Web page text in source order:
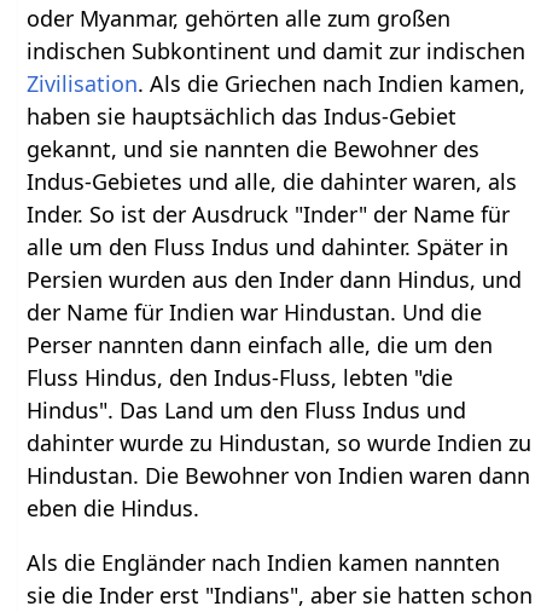
oder Myanmar, gehörten alle zum großen
indischen Subkontinent und damit zur indischen
Zivilisation. Als die Griechen nach Indien kamen,
haben sie hauptsächlich das Indus-Gebiet
gekannt, und sie nannten die Bewohner des
Indus-Gebietes und alle, die dahinter waren, als
Inder. So ist der Ausdruck "Inder" der Name für
alle um den Fluss Indus und dahinter. Später in
Persien wurden aus den Inder dann Hindus, und
der Name für Indien war Hindustan. Und die
Perser nannten dann einfach alle, die um den
Fluss Hindus, den Indus-Fluss, lebten "die
Hindus". Das Land um den Fluss Indus und
dahinter wurde zu Hindustan, so wurde Indien zu
Hindustan. Die Bewohner von Indien waren dann
eben die Hindus.
Als die Engländer nach Indien kamen nannten
sie die Inder erst "Indians", aber sie hatten schon